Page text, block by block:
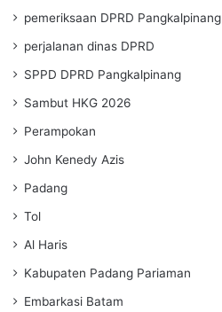
pemeriksaan DPRD Pangkalpinang
perjalanan dinas DPRD
SPPD DPRD Pangkalpinang
Sambut HKG 2026
Perampokan
John Kenedy Azis
Padang
Tol
Al Haris
Kabupaten Padang Pariaman
Embarkasi Batam